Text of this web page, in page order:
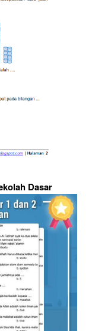
Dasar